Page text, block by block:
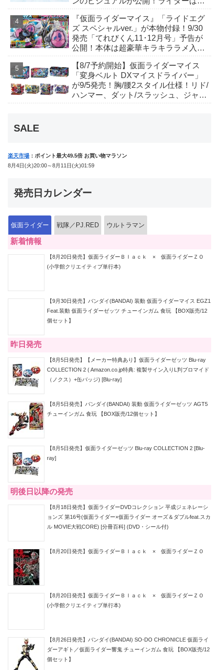
『仮面ライダーマイス』「ライドエグ
ズ スペシャルver.」が本物付録！9/30
発売「てれびくん11･12月号」予告が
公開！本体は超豪華キラキララメ入
音声が！
【8/7予約開始】仮面ライダーマイス
「変身ベルト DXマイスドライバー」
が9/5発売！胸/腰2スタイル仕様！リド/
ハンマー、ダット/スラッシュ、ジャ
SALE
楽天市場 ：ポイント最大49.5倍 お買い物マラソン
8月4日(火)20:00～8月11日(火)01:59
発売日カレンダー
仮面ライダー 戦隊／PJ.RED ウルトラマン
新着情報
【8月20日発売】仮面ライダーＢｌａｃｋ × 仮面ライダーＺＯ
(小学館クリエイティブ単行本)
【9月30日発売】バンダイ(BANDAI) 装動 仮面ライダーマイス EGZ1
Feat.装動 仮面ライダーゼッツ チューインガム 食玩 【BOX販売/12
個セット】
昨日発売
【8月5日発売】【メーカー特典あり】仮面ライダーゼッツ Blu-ray
COLLECTION 2 ( Amazon.co.jp特典: 複製サイン入りL判ブロマイド
（ノクス）+缶バッジ) [Blu-ray]
【8月5日発売】バンダイ(BANDAI) 装動 仮面ライダーゼッツ AGT5
チューインガム 食玩 【BOX販売/12個セット】
【8月5日発売】仮面ライダーゼッツ Blu-ray COLLECTION 2 [Blu-
ray]
明後日以降の発売
【8月18日発売】仮面ライダーDVDコレクション 平成ジェネレーシ
ョンズ 第16号(仮面ライダー×仮面ライダー オーズ＆ダブルfeat.スカ
ル MOVIE大戦CORE) [分冊百科] (DVD・シール付)
【8月20日発売】仮面ライダーＢｌａｃｋ × 仮面ライダーＺＯ
【8月20日発売】仮面ライダーＢｌａｃｋ × 仮面ライダーＺＯ
(小学館クリエイティブ単行本)
【8月26日発売】バンダイ(BANDAI) SO-DO CHRONICLE 仮面ライ
ダーアギト／仮面ライダー響鬼 チューインガム 食玩 【BOX販売/12
個セット】